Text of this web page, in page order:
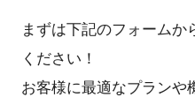
まずは下記のフォーム
ください！
お客様に最適なプランや